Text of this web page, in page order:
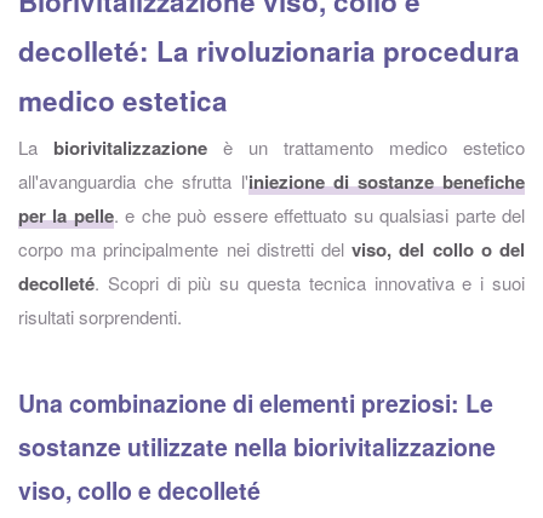
decolleté: La rivoluzionaria procedura
medico estetica
La biorivitalizzazione è un trattamento medico estetico
all'avanguardia che sfrutta l'iniezione di sostanze benefiche
per la pelle. e che può essere effettuato su qualsiasi parte del
corpo ma principalmente nei distretti delviso, del collo o del
decolleté. Scopri di più su questa tecnica innovativa e i suoi
risultati sorprendenti.
Una combinazione di elementi preziosi: Le
sostanze utilizzate nella biorivitalizzazione
viso, collo e decolleté